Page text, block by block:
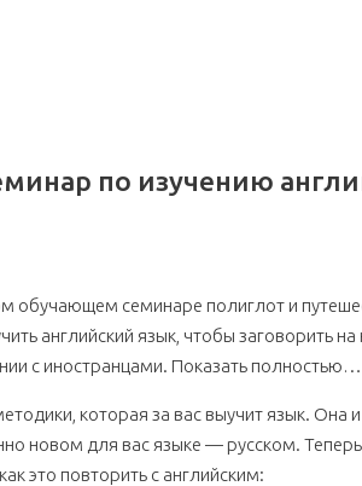
изучающим английский
слова этого года
словах
в которых все ошибаются
в которых все путаются.
гласные: о кАровах и ооооовцах.
Tongue Twister Challenge или как
по изучению
обучающем семинаре полиглот и
английский язык, чтобы заговорить
с иностранцами. Показать полностью…
которая за вас выучит язык.
новом для вас языке — русском. Теперь
это повторить с английским: